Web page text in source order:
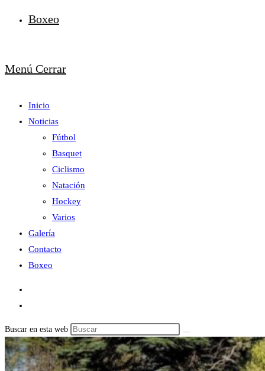
Boxeo
Menú Cerrar
Inicio
Noticias
Fútbol
Basquet
Ciclismo
Natación
Hockey
Varios
Galería
Contacto
Boxeo
Buscar en esta web